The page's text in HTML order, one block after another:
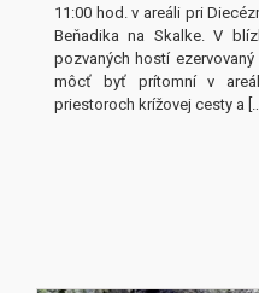
11:00 hod. v areáli pri
Beňadika na Skalke. V
pozvaných hostí
môcť byť prítomní v
priestoroch krížovej cesty a